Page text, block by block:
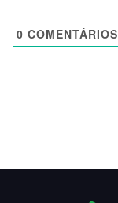
0 COMENTÁRIOS